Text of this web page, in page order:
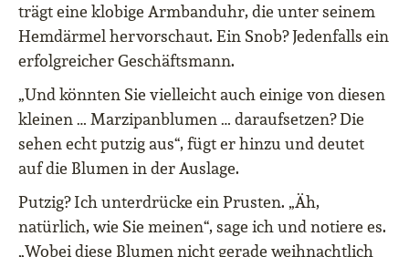
trägt eine klobige Armbanduhr, die unter seinem
Hemdärmel hervorschaut. Ein Snob? Jedenfalls ein
erfolgreicher Geschäftsmann.
„Und könnten Sie vielleicht auch einige von diesen
kleinen … Marzipanblumen … daraufsetzen? Die
sehen echt putzig aus“, fügt er hinzu und deutet
auf die Blumen in der Auslage.
Putzig? Ich unterdrücke ein Prusten. „Äh,
natürlich, wie Sie meinen“, sage ich und notiere es.
„Wobei diese Blumen nicht gerade weihnachtlich